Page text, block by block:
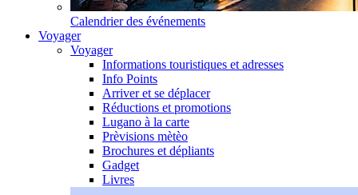
Calendrier des événements
Voyager
Voyager
Informations touristiques et adresses
Info Points
Arriver et se déplacer
Réductions et promotions
Lugano à la carte
Prèvisions mètèo
Brochures et dépliants
Gadget
Livres